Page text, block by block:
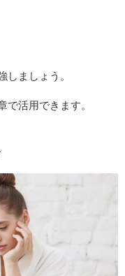
しましょう。
で活用できます。